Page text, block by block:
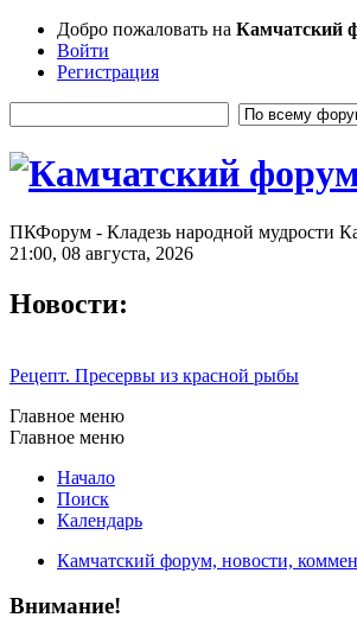
Добро пожаловать на Камчатский
Войти
Регистрация
ПКФорум - Кладезь народной мудрости
21:00, 08 августа, 2026
Новости:
Рецепт. Пресервы из красной рыбы
Главное меню
Главное меню
Начало
Поиск
Календарь
Камчатский форум, новости,
Внимание!